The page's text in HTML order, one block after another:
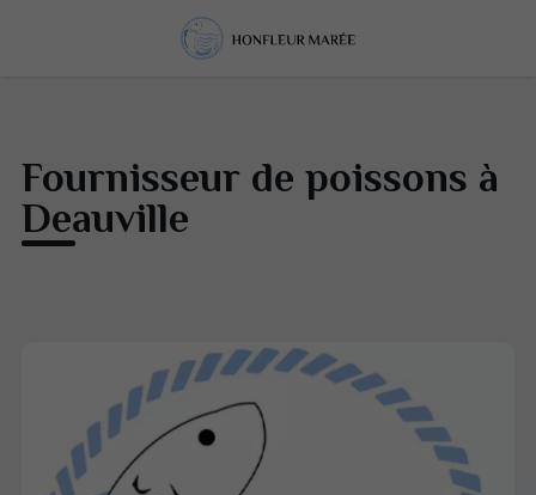
Fournisseur de poissons à
Deauville